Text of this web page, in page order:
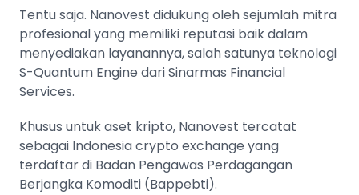
Tentu saja. Nanovest didukung oleh sejumlah mitra
profesional yang memiliki reputasi baik dalam
menyediakan layanannya, salah satunya teknologi
S-Quantum Engine dari Sinarmas Financial
Services.
Khusus untuk aset kripto, Nanovest tercatat
sebagai Indonesia crypto exchange yang
terdaftar di Badan Pengawas Perdagangan
Berjangka Komoditi (Bappebti).